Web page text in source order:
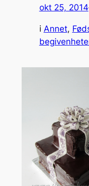
okt 25, 2014
i Annet,